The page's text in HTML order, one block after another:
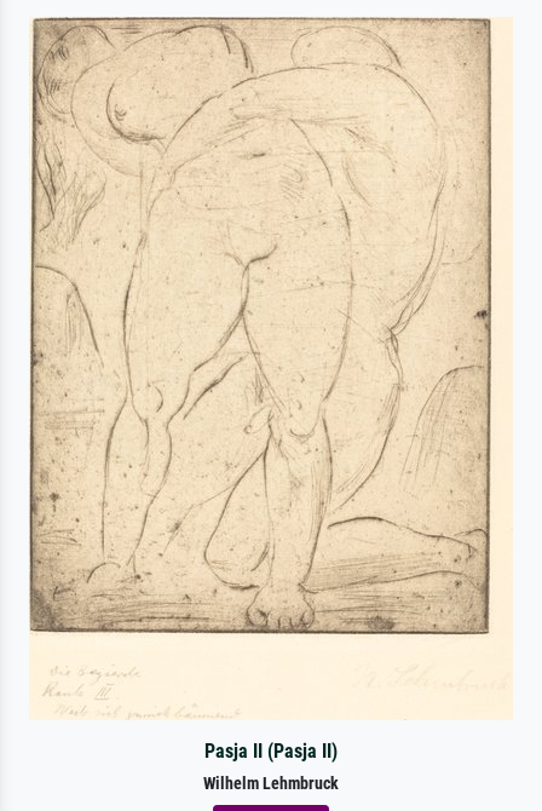
Pasja II (Pasja II)
Wilhelm Lehmbruck